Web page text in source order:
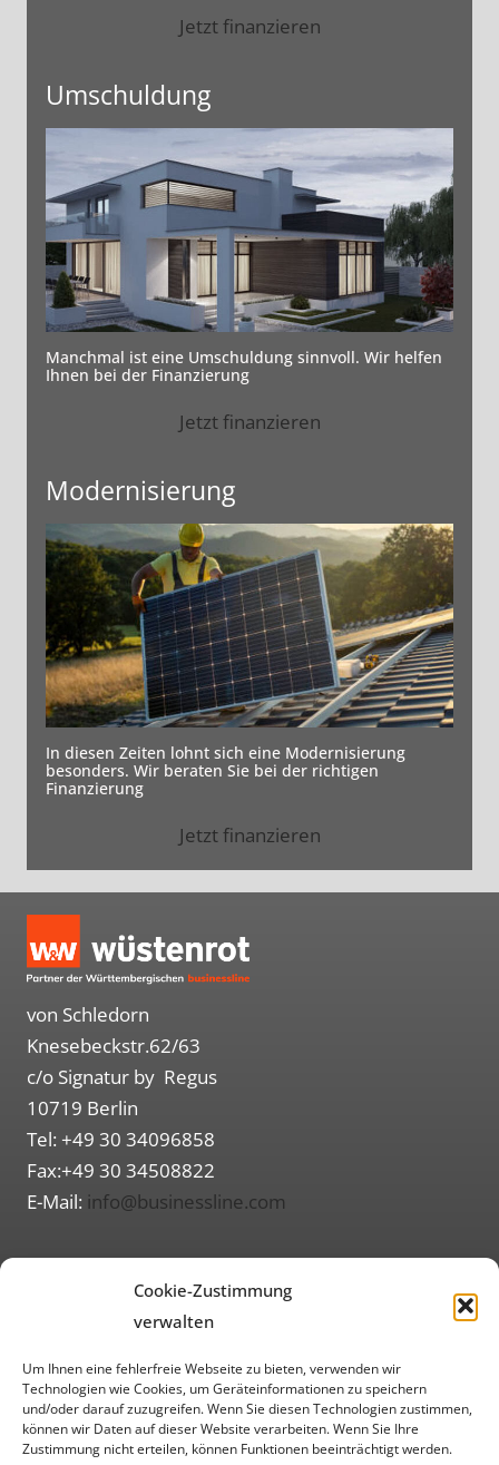
Cookie-Zustimmung
verwalten
Um Ihnen eine fehlerfreie Webseite zu bieten, verwenden wir
Technologien wie Cookies, um Geräteinformationen zu speichern
und/oder darauf zuzugreifen. Wenn Sie diesen Technologien zustimmen,
können wir Daten auf dieser Website verarbeiten. Wenn Sie Ihre
Zustimmung nicht erteilen, können Funktionen beeinträchtigt werden.
Jetzt finanzieren
Umschuldung
Manchmal ist eine Umschuldung sinnvoll. Wir helfen
Ihnen bei der Finanzierung
Jetzt finanzieren
Modernisierung
In diesen Zeiten lohnt sich eine Modernisierung
besonders. Wir beraten Sie bei der richtigen
Finanzierung
Jetzt finanzieren
von Schledorn
Knesebeckstr.62/63
c/o Signatur by Regus
10719 Berlin
Tel: +49 30 34096858
Fax:+49 30 34508822
E-Mail: info@businessline.com
Informationen
Impressum
Datenschutzerklärung
AGB